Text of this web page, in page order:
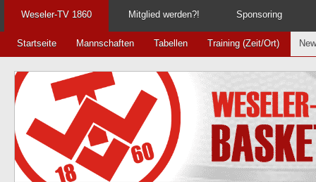
Weseler-TV 1860 Mitglied werden?! Sponsoring
Startseite Mannschaften Tabellen Training (Zeit/Ort)